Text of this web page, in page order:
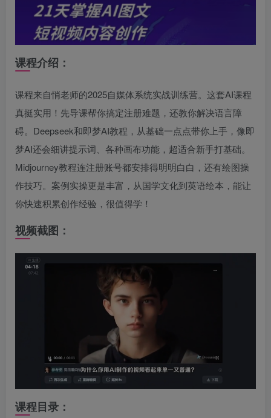
课程介绍：
课程来自悄老师的2025自媒体系统实战训练营。这套AI课程
真挺实用！先导课帮你搞定注册难题，还教你解决语言障
碍。Deepseek和即梦AI教程，从基础一点点带你上手，像即
梦AI还会细讲提示词、各种画布功能，超适合新手打基础。
Midjourney教程连注册账号都安排得明明白白，还有绘图操
作技巧。案例实操更是丰富，从国学文化到英语绘本，能让
你快速积累创作经验，很值得学！
视频截图：
课程目录：